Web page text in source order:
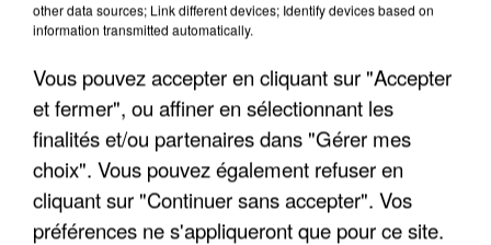
other data sources; Link different devices; Identify devices based on
information transmitted automatically.
Vous pouvez accepter en cliquant sur "Accepter
et fermer", ou affiner en sélectionnant les
finalités et/ou partenaires dans "Gérer mes
choix". Vous pouvez également refuser en
cliquant sur "Continuer sans accepter". Vos
préférences ne s'appliqueront que pour ce site.